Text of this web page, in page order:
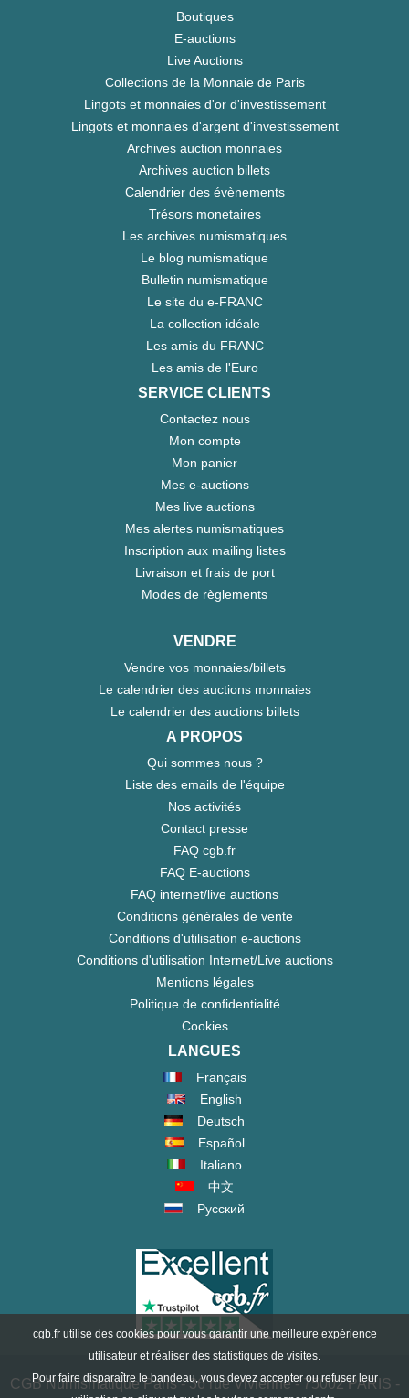
Boutiques
E-auctions
Live Auctions
Collections de la Monnaie de Paris
Lingots et monnaies d'or d'investissement
Lingots et monnaies d'argent d'investissement
Archives auction monnaies
Archives auction billets
Calendrier des évènements
Trésors monetaires
Les archives numismatiques
Le blog numismatique
Bulletin numismatique
Le site du e-FRANC
La collection idéale
Les amis du FRANC
Les amis de l'Euro
SERVICE CLIENTS
Contactez nous
Mon compte
Mon panier
Mes e-auctions
Mes live auctions
Mes alertes numismatiques
Inscription aux mailing listes
Livraison et frais de port
Modes de règlements
VENDRE
Vendre vos monnaies/billets
Le calendrier des auctions monnaies
Le calendrier des auctions billets
A PROPOS
Qui sommes nous ?
Liste des emails de l'équipe
Nos activités
Contact presse
FAQ cgb.fr
FAQ E-auctions
FAQ internet/live auctions
Conditions générales de vente
Conditions d'utilisation e-auctions
Conditions d'utilisation Internet/Live auctions
Mentions légales
Politique de confidentialité
Cookies
LANGUES
Français
English
Deutsch
Español
Italiano
中文
Русский
CGB Numismatique Paris - 36 rue Vivienne - 75002 PARIS -
cgb.fr utilise des cookies pour vous garantir une meilleure expérience
utilisateur et réaliser des statistiques de visites.
Pour faire disparaître le bandeau, vous devez accepter ou refuser leur